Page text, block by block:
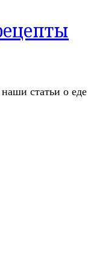
статьи о еде